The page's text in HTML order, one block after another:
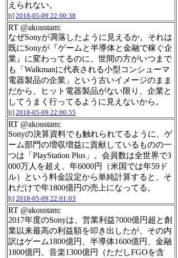
えられない。
[t] 2018-05-09 22:00:38
RT @akoustam:
なぜSonyが凋落したように見えるか。それは
既にSonyが『ゲームと半導体と金融で稼ぐ企
業』に変わってるのに、世間の方がいつまで
も「Walkmanに代表される小型コンシューマ
電器製品の企業」という古いイメージのまま
だから、ヒット電器製品がない限り、企業と
してうまく行ってるように見えないから。
[t] 2018-05-09 22:00:55
RT @akoustam:
Sonyの決算資料でも触れられてるように、ゲ
ーム部門の増収増益に貢献しているものの一
つは「PlayStation Plus」。会員数は全世界で3
000万人を超え、年6000円（米国では年59ド
ル）という料金設定から単純計算すると、そ
れだけで年1800億円の売上になってる。
[t] 2018-05-09 22:01:03
RT @akoustam:
2017年度のSonyは、営業利益7000億円超と創
業以来最高の利益額を叩き出したが、その内
訳はゲーム1800億円、半導体1600億円、金融
1800億円、音楽1300億円（ただしFGOを含